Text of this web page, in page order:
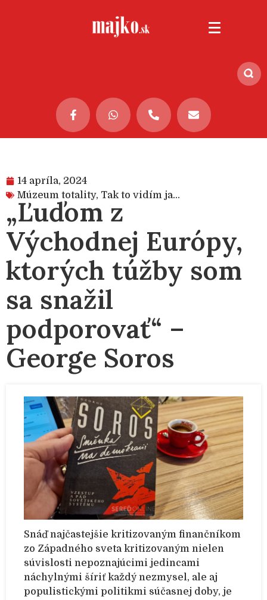
14 apríla, 2024
Múzeum totality, Tak to vidím ja...
„Ľuďom z
Východnej Európy,
ktorých túžby som
sa snažil
podporovať“ –
George Soros
Snáď najčastejšie kritizovaným finančníkom
zo Západného sveta kritizovaným nielen
súvislosti nepoznajúcimi jedincami
náchylnými šíriť každý nezmysel, ale aj
populistickými politikmi súčasnej doby, je